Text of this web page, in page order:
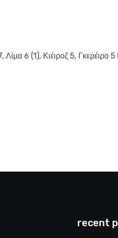
6 (1), Κιέιροζ 5, Γκερέιρο 5
recent